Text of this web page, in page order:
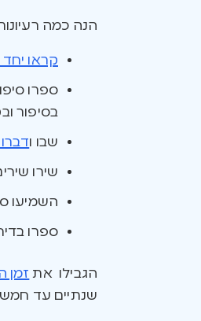
הנה כמה
קראו
ספרו
בסיפור
שבו ו
שירו
השמיעו
ספרו
הגבילו את זמן
שנתיים עד